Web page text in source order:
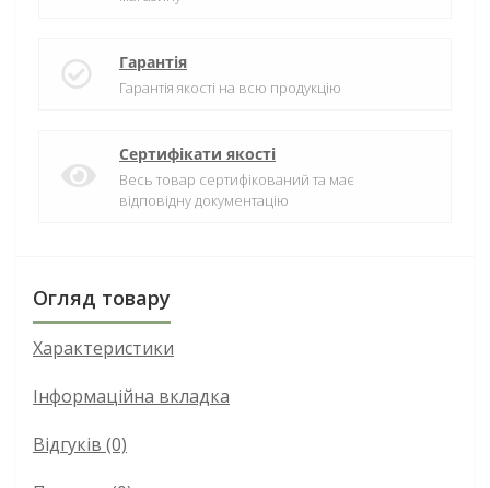
Гарантія
Гарантія якості на всю продукцію
Сертифікати якості
Весь товар сертифікований та має
відповідну документацію
Огляд товару
Характеристики
Інформаційна вкладка
Відгуків (0)